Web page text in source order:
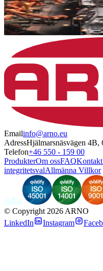
Emailinfo@arno.eu
AdressHjälmarsnäsvägen 4B,
Telefon+46 550 - 159 00
ProdukterOm ossFAQKontakt
integritetsvalAllmänna Villkor
© Copyright 2026 ARNO
LinkedIn
Instagram